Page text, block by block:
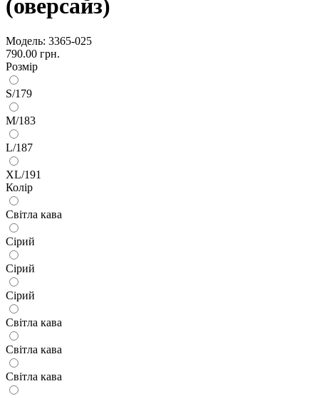
(оверсайз)
Модель: 3365-025
790.00 грн.
Розмір
S/179
M/183
L/187
XL/191
Колір
Світла кава
Сірий
Сірий
Сірий
Світла кава
Світла кава
Світла кава